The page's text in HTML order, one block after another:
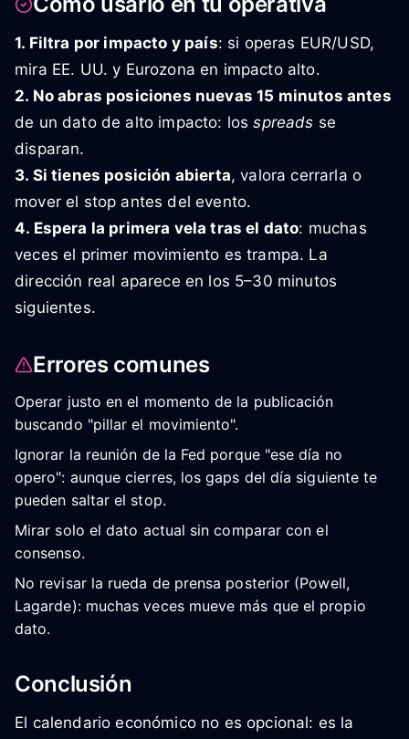
1. Filtra por impacto y país: si operas EUR/USD,
mira EE. UU. y Eurozona en impacto alto.
2. No abras posiciones nuevas 15 minutos antes
de un dato de alto impacto: losspreads se
disparan.
3. Si tienes posición abierta, valora cerrarla o
mover el stop antes del evento.
4. Espera la primera vela tras el dato: muchas
veces el primer movimiento es trampa. La
dirección real aparece en los 5–30 minutos
siguientes.
Errores comunes
Operar justo en el momento de la publicación
buscando "pillar el movimiento".
Ignorar la reunión de la Fed porque "ese día no
opero": aunque cierres, los gaps del día siguiente te
pueden saltar el stop.
Mirar solo el dato actual sin comparar con el
consenso.
No revisar la rueda de prensa posterior (Powell,
Lagarde): muchas veces mueve más que el propio
dato.
Conclusión
El calendario económico no es opcional: es la